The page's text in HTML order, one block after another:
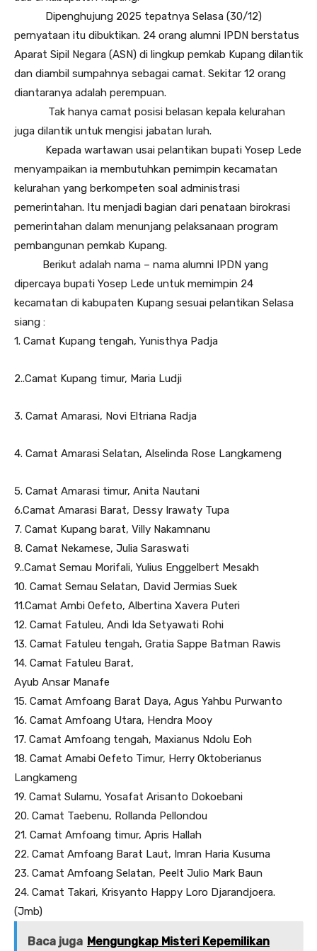
Dipenghujung 2025 tepatnya Selasa (30/12)
pernyataan itu dibuktikan. 24 orang alumni IPDN berstatus
Aparat Sipil Negara (ASN) di lingkup pemkab Kupang dilantik
dan diambil sumpahnya sebagai camat. Sekitar 12 orang
diantaranya adalah perempuan.
Tak hanya camat posisi belasan kepala kelurahan
juga dilantik untuk mengisi jabatan lurah.
Kepada wartawan usai pelantikan bupati Yosep Lede
menyampaikan ia membutuhkan pemimpin kecamatan
kelurahan yang berkompeten soal administrasi
pemerintahan. Itu menjadi bagian dari penataan birokrasi
pemerintahan dalam menunjang pelaksanaan program
pembangunan pemkab Kupang.
Berikut adalah nama – nama alumni IPDN yang
dipercaya bupati Yosep Lede untuk memimpin 24
kecamatan di kabupaten Kupang sesuai pelantikan Selasa
siang :
1. Camat Kupang tengah, Yunisthya Padja
2..Camat Kupang timur, Maria Ludji
3. Camat Amarasi, Novi Eltriana Radja
4. Camat Amarasi Selatan, Alselinda Rose Langkameng
5. Camat Amarasi timur, Anita Nautani
6.Camat Amarasi Barat, Dessy Irawaty Tupa
7. Camat Kupang barat, Villy Nakamnanu
8. Camat Nekamese, Julia Saraswati
9..Camat Semau Morifali, Yulius Enggelbert Mesakh
10. Camat Semau Selatan, David Jermias Suek
11.Camat Ambi Oefeto, Albertina Xavera Puteri
12. Camat Fatuleu, Andi Ida Setyawati Rohi
13. Camat Fatuleu tengah, Gratia Sappe Batman Rawis
14. Camat Fatuleu Barat,
Ayub Ansar Manafe
15. Camat Amfoang Barat Daya, Agus Yahbu Purwanto
16. Camat Amfoang Utara, Hendra Mooy
17. Camat Amfoang tengah, Maxianus Ndolu Eoh
18. Camat Amabi Oefeto Timur, Herry Oktoberianus
Langkameng
19. Camat Sulamu, Yosafat Arisanto Dokoebani
20. Camat Taebenu, Rollanda Pellondou
21. Camat Amfoang timur, Apris Hallah
22. Camat Amfoang Barat Laut, Imran Haria Kusuma
23. Camat Amfoang Selatan, Peelt Julio Mark Baun
24. Camat Takari, Krisyanto Happy Loro Djarandjoera.
(Jmb)
Baca juga Mengungkap Misteri Kepemilikan